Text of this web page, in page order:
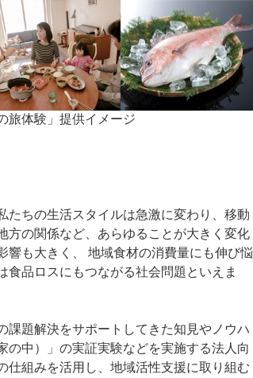
旅体験」提供イメージ
たちの生活スタイルは急激に変わり、移動
方の関係など、あらゆることが大きく変化
響も大きく、 地域食材の消費量にも伸び悩
食品ロスにもつながる社会問題といえま
課題解決をサポートしてきた知見やノウハ
の中）」の実証実験などを実施する法人向
仕組みを活用し、地域活性支援に取り組む